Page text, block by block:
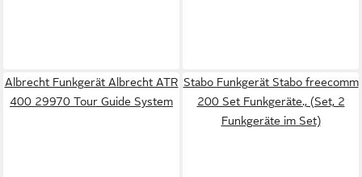
Albrecht Funkgerät Albrecht ATR
400 29970 Tour Guide System
Stabo Funkgerät Stabo freecomm
200 Set Funkgeräte., (Set, 2
Funkgeräte im Set)